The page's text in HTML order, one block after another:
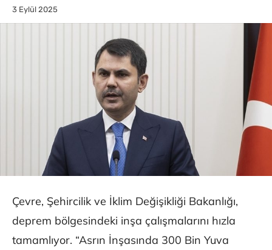
3 Eylül 2025
Çevre, Şehircilik ve İklim Değişikliği Bakanlığı,
deprem bölgesindeki inşa çalışmalarını hızla
tamamlıyor. “Asrın İnşasında 300 Bin Yuva